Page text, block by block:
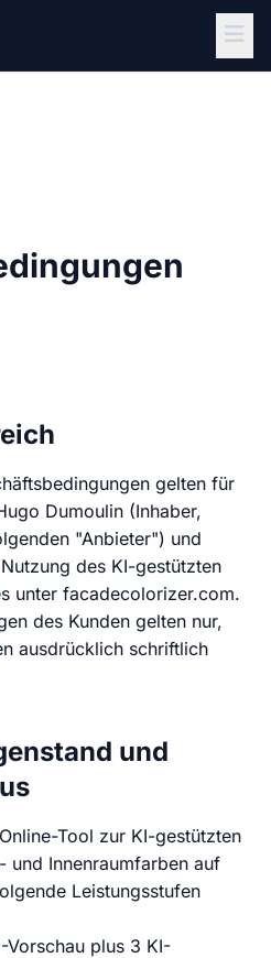
gelten für
Dumoulin (Inhaber,
"Anbieter") und
des KI-gestützten
unter facadecolorizer.com.
des Kunden gelten nur,
ausdrücklich schriftlich
und
Tool zur KI-gestützten
und Innenraumfarben auf
Leistungsstufen
Vorschau plus 3 KI-